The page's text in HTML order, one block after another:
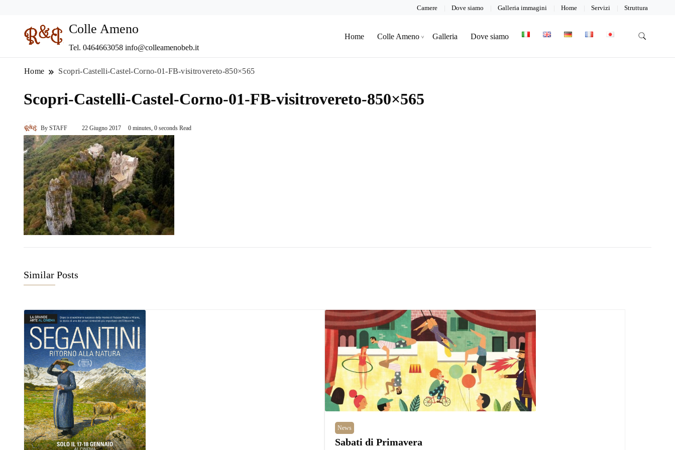
Camere Dove siamo Galleria immagini Home Servizi Struttura
Colle Ameno
Tel. 0464663058 info@colleamenobeb.it
Home Colle Ameno Galleria Dove siamo
Home Scopri-Castelli-Castel-Corno-01-FB-visitrovereto-850×565
Scopri-Castelli-Castel-Corno-01-FB-visitrovereto-850×565
By STAFF 22 Giugno 2017 0 minutes, 0 seconds Read
Similar Posts
News
Sabati di Primavera